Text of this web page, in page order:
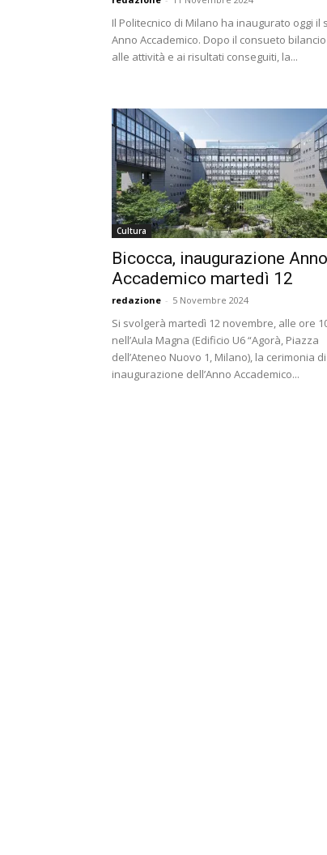
Il Politecnico di Milano ha inaugurato oggi il
Anno Accademico. Dopo il consueto
alle attività e ai risultati conseguiti, la...
Cultura
Bicocca, inaugurazione Anno
Accademico martedì 12
redazione - 5 Novembre 2024
Si svolgerà martedì 12 novembre, alle ore
nell’Aula Magna (Edificio U6 “Agorà, Piazza
dell’Ateneo Nuovo 1, Milano), la cerimonia di
inaugurazione dell’Anno Accademico...